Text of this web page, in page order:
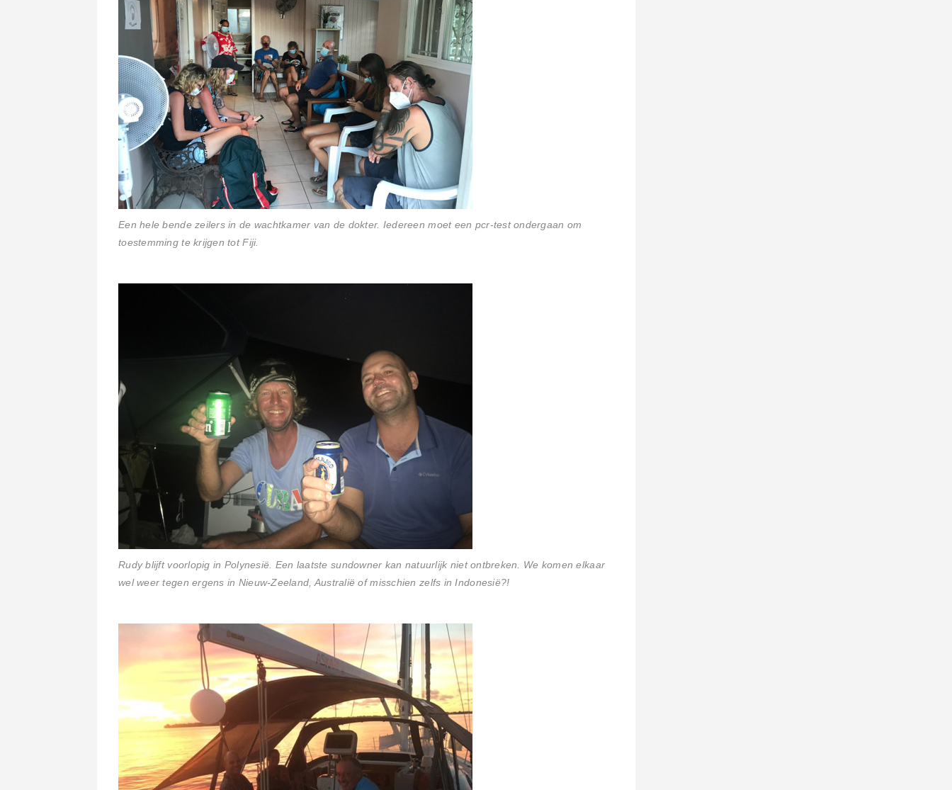
Een hele bende zeilers in de wachtkamer van de dokter. Iedereen moet een pcr-test ondergaan om
toestemming te krijgen tot Fiji.
Rudy blijft voorlopig in Polynesië. Een laatste sundowner kan natuurlijk niet ontbreken. We komen elkaar
wel weer tegen ergens in Nieuw-Zeeland, Australië of misschien zelfs in Indonesië?!